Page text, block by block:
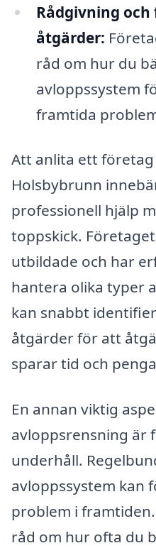
Rådgivning
åtgärder:
råd om hur du
avloppssystem
framtida
Att anlita ett
Holsbybrunn
professionell hjälp
toppskick.
utbildade och har
hantera olika typer
kan snabbt
åtgärder för att
sparar tid och
En annan viktig
avloppsrensning är
underhåll.
avloppssystem kan
problem i
råd om hur ofta du